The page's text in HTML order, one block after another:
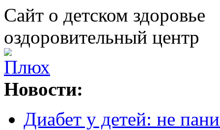
Сайт о детском здоровье
оздоровительный центр
Новости:
Диабет у детей: не